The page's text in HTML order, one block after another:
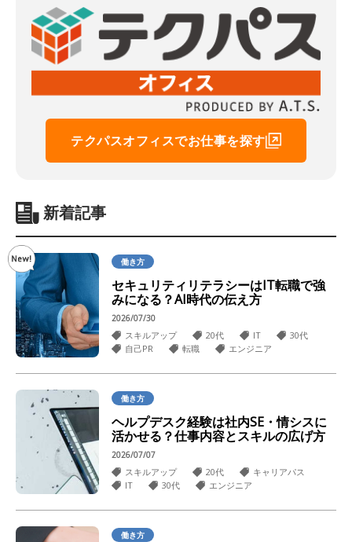
テクパスオフィスでお仕事を探す
新着記事
働き方
セキュリティリテラシーはIT転職で強
みになる？AI時代の伝え方
2026/07/30
スキルアップ 20代 IT
30代
自己PR
転職 エンジニア
働き方
ヘルプデスク経験は社内SE・情シスに
活かせる？仕事内容とスキルの広げ方
2026/07/07
スキルアップ 20代
キャリアパス
IT
30代 エンジニア
働き方